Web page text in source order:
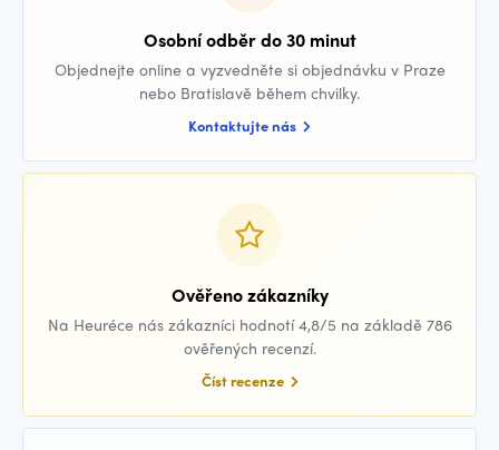
Osobní odběr do 30 minut
Objednejte online a vyzvedněte si objednávku v Praze
nebo Bratislavě během chvilky.
Kontaktujte nás
Ověřeno zákazníky
Na Heuréce nás zákazníci hodnotí 4,8/5 na základě 786
ověřených recenzí.
Číst recenze